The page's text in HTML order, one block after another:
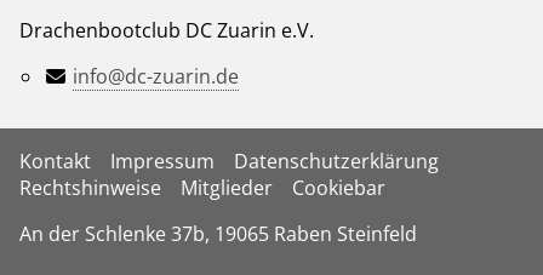
Drachenbootclub DC Zuarin e.V.
info@dc-zuarin.de
Kontakt Impressum
Datenschutzerklärung
Rechtshinweise
Mitglieder
Cookiebar
An der Schlenke 37b, 19065 Raben Steinfeld